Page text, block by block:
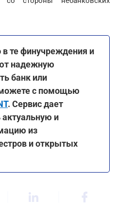
те финучреждения и
надежную
банк или
с помощью
. Сервис дает
и
из
и открытых